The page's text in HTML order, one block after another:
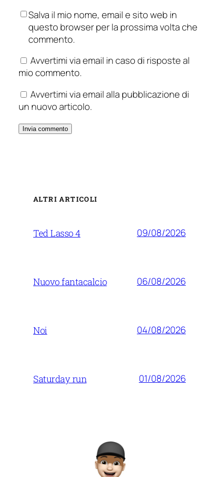
Salva il mio nome, email e sito web in
questo browser per la prossima volta che
commento.
Avvertimi via email in caso di risposte al
mio commento.
Avvertimi via email alla pubblicazione di
un nuovo articolo.
ALTRI ARTICOLI
Ted Lasso 4 09/08/2026
Nuovo fantacalcio 06/08/2026
Noi 04/08/2026
Saturday run 01/08/2026